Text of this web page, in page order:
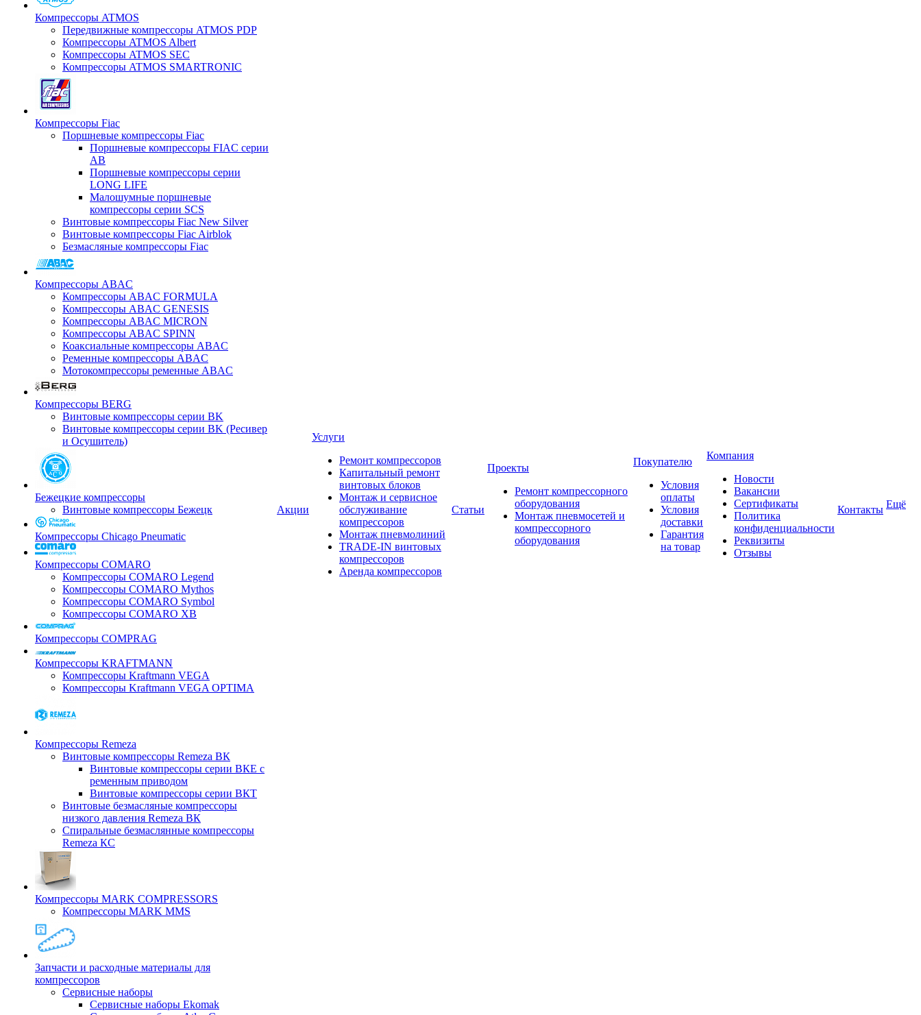
Компрессоры ATMOS
Передвижные компрессоры ATMOS PDP
Компрессоры ATMOS Albert
Компрессоры ATMOS SEC
Компрессоры ATMOS SMARTRONIC
Компрессоры Fiac
Поршневые компрессоры Fiac
Поршневые компрессоры FIAC серии
AB
Поршневые компрессоры серии
LONG LIFE
Малошумные поршневые
компрессоры серии SCS
Винтовые компрессоры Fiac New Silver
Винтовые компрессоры Fiac Airblok
Безмасляные компрессоры Fiac
Компрессоры ABAC
Компрессоры ABAC FORMULA
Компрессоры ABAC GENESIS
Компрессоры ABAC MICRON
Компрессоры ABAC SPINN
Коаксиальные компрессоры ABAC
Ременные компрессоры ABAC
Мотокомпрессоры ременные ABAC
Компрессоры BERG
Винтовые компрессоры серии BK
Винтовые компрессоры серии BK (Ресивер
и Осушитель)
Бежецкие компрессоры
Винтовые компрессоры Бежецк
Компрессоры Chicago Pneumatic
Компрессоры COMARO
Компрессоры COMARO Legend
Компрессоры COMARO Mythos
Компрессоры COMARO Symbol
Компрессоры COMARO XB
Компрессоры COMPRAG
Компрессоры KRAFTMANN
Компрессоры Kraftmann VEGA
Компрессоры Kraftmann VEGA OPTIMA
Компрессоры Remeza
Винтовые компрессоры Remeza ВК
Винтовые компрессоры серии ВКЕ с
ременным приводом
Винтовые компрессоры серии ВКТ
Винтовые безмасляные компрессоры
низкого давления Remeza ВК
Спиральные безмаслянные компрессоры
Remeza КС
Компрессоры MARK COMPRESSORS
Компрессоры MARK MMS
Запчасти и расходные материалы для
компрессоров
Cервисные наборы
Сервисные наборы Ekomak
Акции
Услуги
Ремонт компрессоров
Капитальный ремонт
винтовых блоков
Монтаж и сервисное
обслуживание
компрессоров
Монтаж пневмолиний
TRADE-IN винтовых
компрессоров
Аренда компрессоров
Статьи
Проекты
Ремонт компрессорного
оборудования
Монтаж пневмосетей и
компрессорного
оборудования
Покупателю
Условия
оплаты
Условия
доставки
Гарантия
на товар
Компания
Новости
Вакансии
Сертификаты
Политика
конфиденциальности
Реквизиты
Отзывы
Контакты Ещё